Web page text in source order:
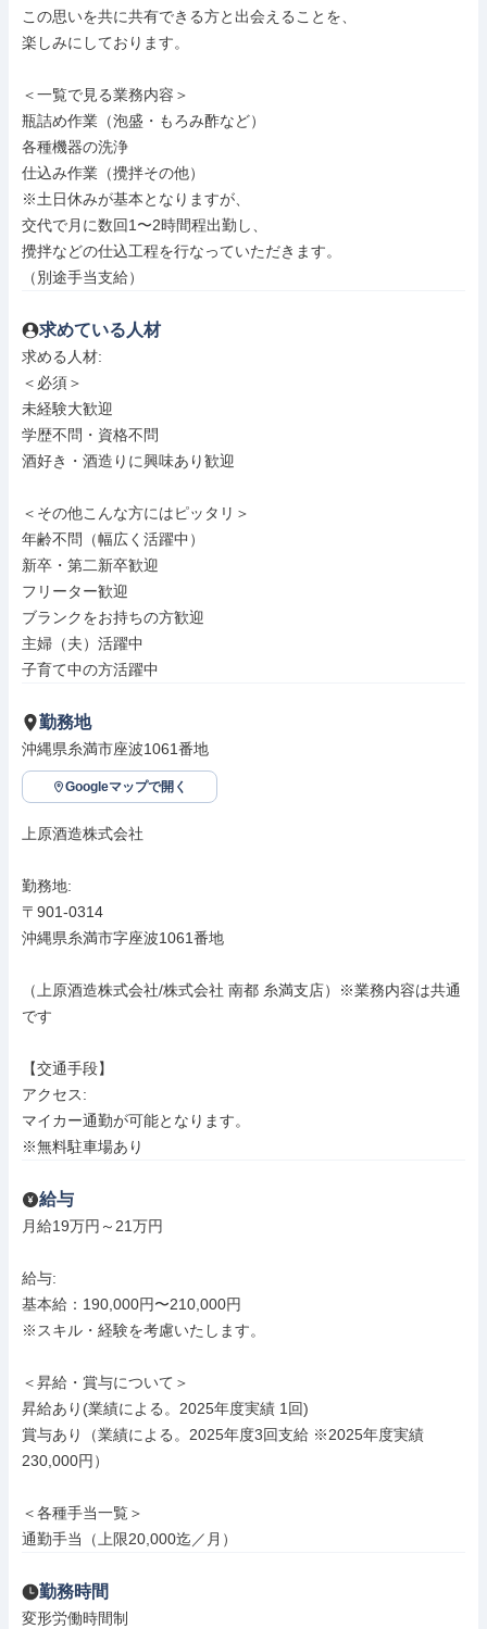
この思いを共に共有できる方と出会えることを、
楽しみにしております。
＜一覧で見る業務内容＞
瓶詰め作業（泡盛・もろみ酢など）
各種機器の洗浄
仕込み作業（攪拌その他）
※土日休みが基本となりますが、
交代で月に数回1〜2時間程出勤し、
攪拌などの仕込工程を行なっていただきます。
（別途手当支給）
求めている人材
求める人材:
＜必須＞
未経験大歓迎
学歴不問・資格不問
酒好き・酒造りに興味あり歓迎
＜その他こんな方にはピッタリ＞
年齢不問（幅広く活躍中）
新卒・第二新卒歓迎
フリーター歓迎
ブランクをお持ちの方歓迎
主婦（夫）活躍中
子育て中の方活躍中
勤務地
沖縄県糸満市座波1061番地
Googleマップで開く
上原酒造株式会社
勤務地:
〒901-0314
沖縄県糸満市字座波1061番地
（上原酒造株式会社/株式会社 南都 糸満支店）※業務内容は共通
です
【交通手段】
アクセス:
マイカー通勤が可能となります。
※無料駐車場あり
給与
月給19万円～21万円
給与:
基本給：190,000円〜210,000円
※スキル・経験を考慮いたします。
＜昇給・賞与について＞
昇給あり(業績による。2025年度実績 1回)
賞与あり（業績による。2025年度3回支給 ※2025年度実績
230,000円）
＜各種手当一覧＞
通勤手当（上限20,000迄／月）
勤務時間
変形労働時間制